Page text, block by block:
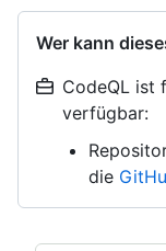
Wer kann
CodeQL ist
verfügbar:
die